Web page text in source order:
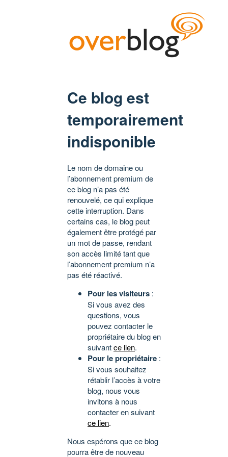
Ce blog est
temporairement
indisponible
Le nom de domaine ou
l’abonnement premium de
ce blog n’a pas été
renouvelé, ce qui explique
cette interruption. Dans
certains cas, le blog peut
également être protégé par
un mot de passe, rendant
son accès limité tant que
l’abonnement premium n’a
pas été réactivé.
Pour les visiteurs :
Si vous avez des
questions, vous
pouvez contacter le
propriétaire du blog en
suivantce lien.
Pour le propriétaire :
Si vous souhaitez
rétablir l’accès à votre
blog, nous vous
invitons à nous
contacter en suivant
ce lien.
Nous espérons que ce blog
pourra être de nouveau